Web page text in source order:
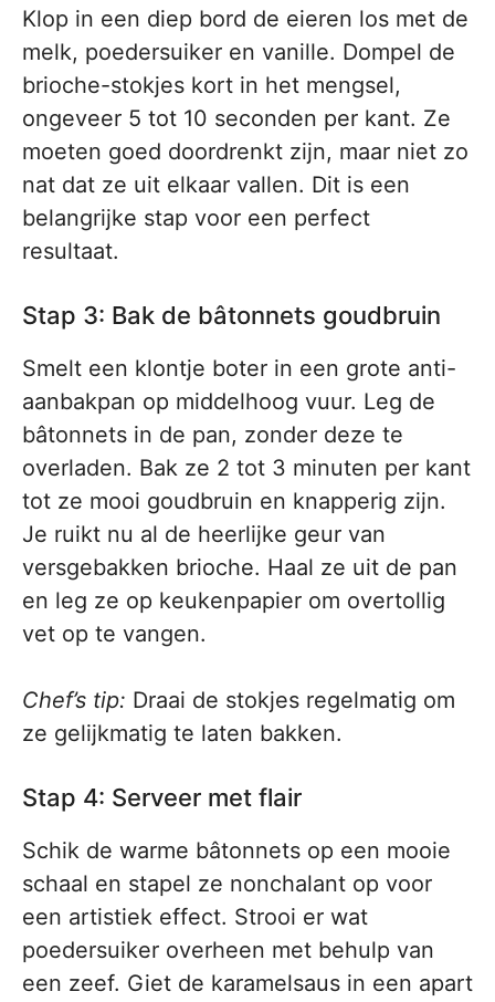
Klop in een diep bord de eieren los met de
melk, poedersuiker en vanille. Dompel de
brioche-stokjes kort in het mengsel,
ongeveer 5 tot 10 seconden per kant. Ze
moeten goed doordrenkt zijn, maar niet zo
nat dat ze uit elkaar vallen. Dit is een
belangrijke stap voor een perfect
resultaat.
Stap 3: Bak de bâtonnets goudbruin
Smelt een klontje boter in een grote anti-
aanbakpan op middelhoog vuur. Leg de
bâtonnets in de pan, zonder deze te
overladen. Bak ze 2 tot 3 minuten per kant
tot ze mooi goudbruin en knapperig zijn.
Je ruikt nu al de heerlijke geur van
versgebakken brioche. Haal ze uit de pan
en leg ze op keukenpapier om overtollig
vet op te vangen.
Chef’s tip: Draai de stokjes regelmatig om
ze gelijkmatig te laten bakken.
Stap 4: Serveer met flair
Schik de warme bâtonnets op een mooie
schaal en stapel ze nonchalant op voor
een artistiek effect. Strooi er wat
poedersuiker overheen met behulp van
een zeef. Giet de karamelsaus in een apart